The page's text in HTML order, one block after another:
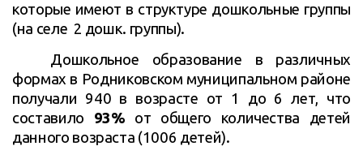
которые имеют в структуре дошкольные группы
(на селе 2 дошк. группы).
Дошкольное образование в различных
формах в Родниковском муниципальном районе
получали 940 в возрасте от 1 до 6 лет, что
составило 93% от общего количества детей
данного возраста (1006 детей).